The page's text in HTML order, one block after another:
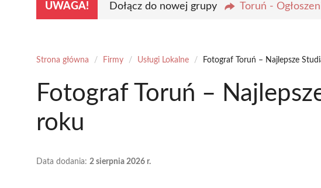
UWAGA! Dołącz do nowej grupy Toruń -
Strona główna / Firmy / Usługi Lokalne / Fotograf Toruń – Najlepsze
Fotograf Toruń –
roku
Data dodania: 2 sierpnia 2026 r.